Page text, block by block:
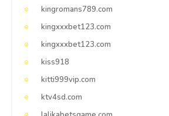
kingromans789.com
kingxxxbet123.com
kingxxxbet123.com
kiss918
kitti999vip.com
ktv4sd.com